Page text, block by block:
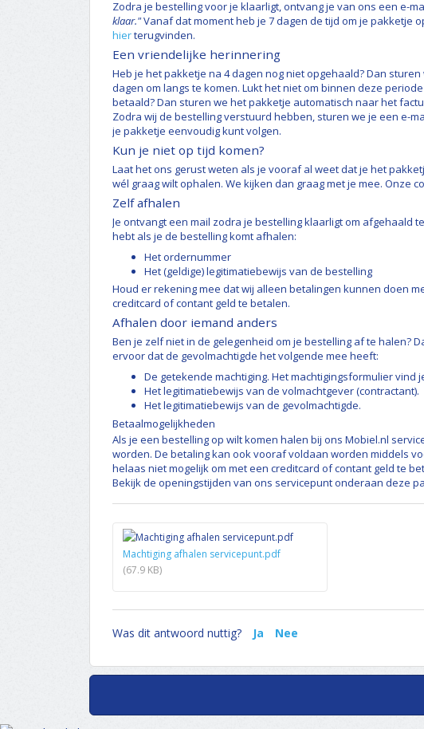
Zodra je bestelling voor je klaarligt, ontvang je van ons een e-
klaar."Vanaf dat moment heb je 7 dagen de tijd om je pakketje
hierterugvinden.
Een vriendelijke herinnering
Heb je het pakketje na 4 dagen nog niet opgehaald? Dan
dagen om langs te komen. Lukt het niet om binnen deze
betaald? Dan sturen we het pakketje automatisch naar het
Zodra wij de bestelling verstuurd hebben, sturen we je een e-
je pakketje eenvoudig kunt volgen.
Kun je niet op tijd komen?
Laat het ons gerust weten als je vooraf al weet dat je het
wél graag wilt ophalen. We kijken dan graag met je mee. Onze
Zelf afhalen
Je ontvangt een mail zodra je bestelling klaarligt om afgehaald
hebt als je de bestelling komt afhalen:
Het ordernummer
Het (geldige) legitimatiebewijs van de bestelling
Houd er rekening mee dat wij alleen betalingen kunnen doen
creditcard of contant geld te betalen.
Afhalen door iemand anders
Ben je zelf niet in de gelegenheid om je bestelling af te halen?
ervoor dat de gevolmachtigde het volgende mee heeft:
De getekende machtiging. Het machtigingsformulier vind
Het legitimatiebewijs van de volmachtgever (contractant).
Het legitimatiebewijs van de gevolmachtigde.
Betaalmogelijkheden
Als je een bestelling op wilt komen halen bij ons Mobiel.nl
worden. De betaling kan ook vooraf voldaan worden middels
helaas niet mogelijk om met een creditcard of contant geld te
Bekijkde openingstijden van ons servicepunt onderaan deze
Machtiging afhalen servicepunt.pdf
(67.9 KB)
Was dit antwoord nuttig? Ja Nee